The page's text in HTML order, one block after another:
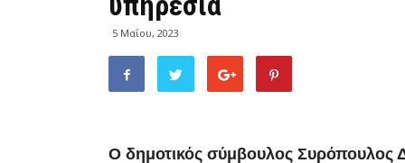
5 Μαΐου, 2023
Ο δημοτικός σύμβουλος Συρόπουλος